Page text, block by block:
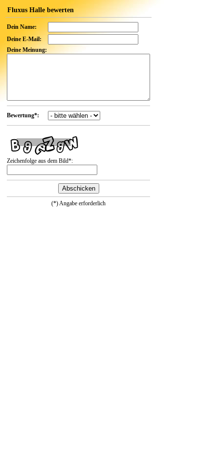
Fluxus Halle bewerten
Dein Name:
Deine E-Mail:
Deine Meinung:
Bewertung*:
Zeichenfolge aus dem Bild*:
(*) Angabe erforderlich